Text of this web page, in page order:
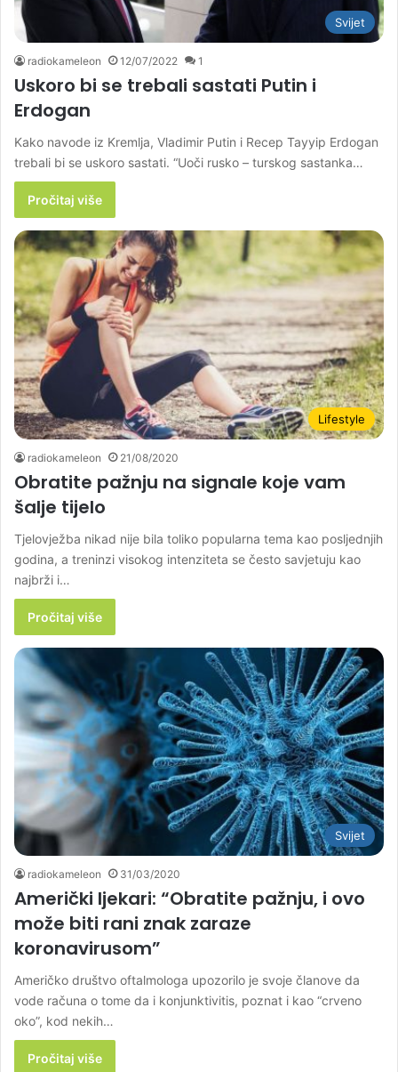
Svijet
radiokameleon 12/07/2022 1
Uskoro bi se trebali sastati Putin i
Erdogan
Kako navode iz Kremlja, Vladimir Putin i Recep Tayyip Erdogan
trebali bi se uskoro sastati. “Uoči rusko – turskog sastanka…
Pročitaj više
Lifestyle
radiokameleon 21/08/2020
Obratite pažnju na signale koje vam
šalje tijelo
Tjelovježba nikad nije bila toliko popularna tema kao posljednjih
godina, a treninzi visokog intenziteta se često savjetuju kao
najbrži i…
Pročitaj više
Svijet
radiokameleon 31/03/2020
Američki ljekari: “Obratite pažnju, i ovo
može biti rani znak zaraze
koronavirusom”
Američko društvo oftalmologa upozorilo je svoje članove da
vode računa o tome da i konjunktivitis, poznat i kao “crveno
oko”, kod nekih…
Pročitaj više